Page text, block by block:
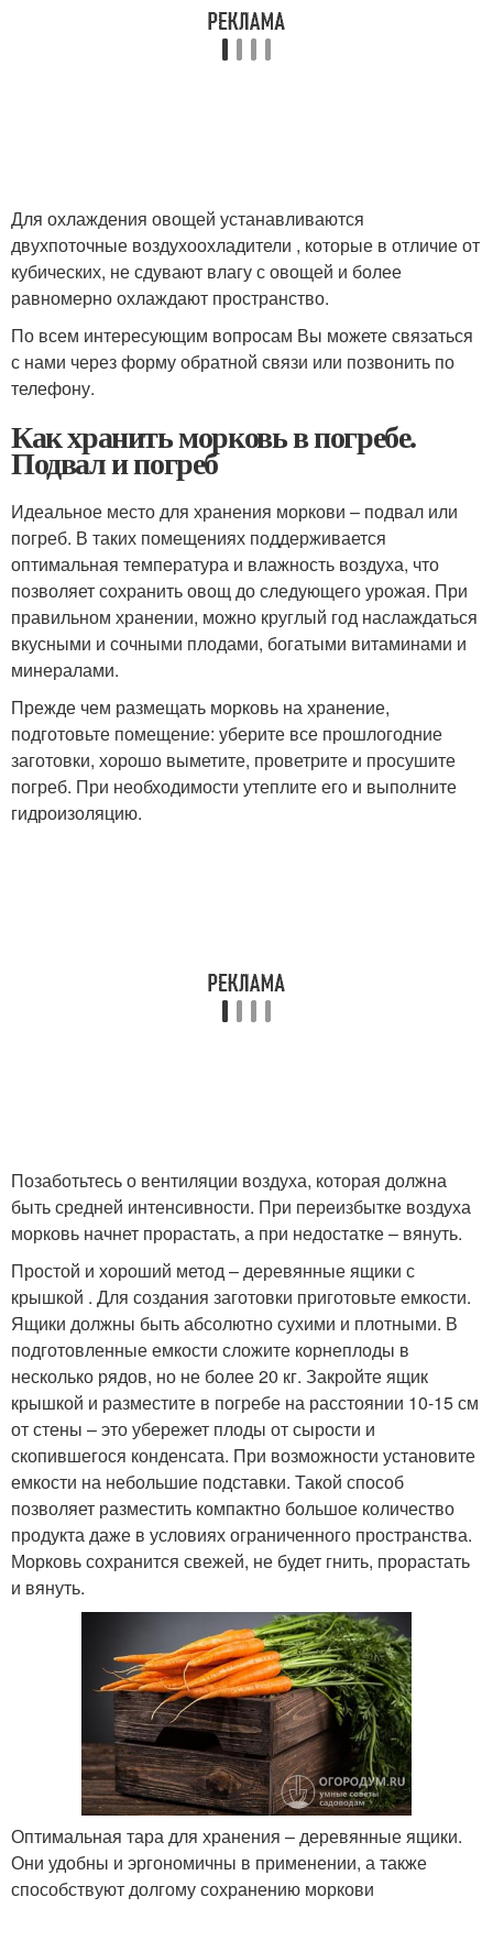
Для охлаждения овощей устанавливаются
двухпоточные воздухоохладители , которые в отличие от
кубических, не сдувают влагу с овощей и более
равномерно охлаждают пространство.
По всем интересующим вопросам Вы можете связаться
с нами через форму обратной связи или позвонить по
телефону.
Как хранить морковь в погребе.
Подвал и погреб
Идеальное место для хранения моркови – подвал или
погреб. В таких помещениях поддерживается
оптимальная температура и влажность воздуха, что
позволяет сохранить овощ до следующего урожая. При
правильном хранении, можно круглый год наслаждаться
вкусными и сочными плодами, богатыми витаминами и
минералами.
Прежде чем размещать морковь на хранение,
подготовьте помещение: уберите все прошлогодние
заготовки, хорошо выметите, проветрите и просушите
погреб. При необходимости утеплите его и выполните
гидроизоляцию.
Позаботьтесь о вентиляции воздуха, которая должна
быть средней интенсивности. При переизбытке воздуха
морковь начнет прорастать, а при недостатке – вянуть.
Простой и хороший метод – деревянные ящики с
крышкой . Для создания заготовки приготовьте емкости.
Ящики должны быть абсолютно сухими и плотными. В
подготовленные емкости сложите корнеплоды в
несколько рядов, но не более 20 кг. Закройте ящик
крышкой и разместите в погребе на расстоянии 10-15 см
от стены – это убережет плоды от сырости и
скопившегося конденсата. При возможности установите
емкости на небольшие подставки. Такой способ
позволяет разместить компактно большое количество
продукта даже в условиях ограниченного пространства.
Морковь сохранится свежей, не будет гнить, прорастать
и вянуть.
Оптимальная тара для хранения – деревянные ящики.
Они удобны и эргономичны в применении, а также
способствуют долгому сохранению моркови